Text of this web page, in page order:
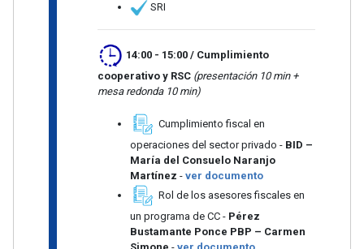
SRI
14:00 - 15:00 / Cumplimiento
cooperativo y RSC (presentación 10 min +
mesa redonda 10 min)
Cumplimiento fiscal en
operaciones del sector privado - BID –
María del Consuelo Naranjo
Martínez - ver documento
Rol de los asesores fiscales en
un programa de CC - Pérez
Bustamante Ponce PBP – Carmen